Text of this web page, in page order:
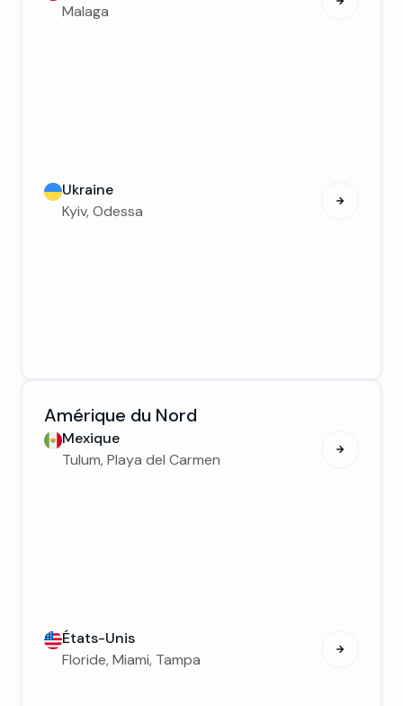
Malaga
Ukraine
Kyiv, Odessa
Amérique du Nord
Mexique
Tulum, Playa del Carmen
États-Unis
Floride, Miami, Tampa